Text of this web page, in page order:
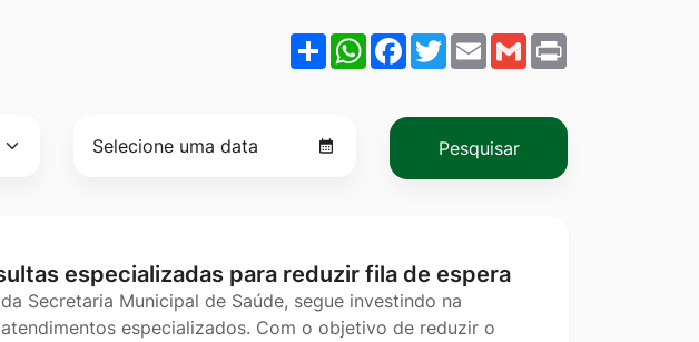
ShareWhatsApp
Facebook
Twitter
EmailGmail
Pesquisar
especializadas para reduzir fila de espera
Secretaria Municipal de Saúde, segue investindo na
especializados. Com o objetivo de reduzir o